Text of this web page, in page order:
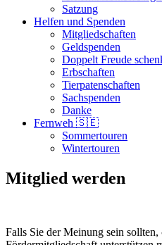
Satzung
Helfen und Spenden
Mitgliedschaften
Geldspenden
Doppelt Freude
Erbschaften
Tierpatenschaften
Sachspenden
Danke
Fernweh 🇸🇪
Sommertouren
Wintertouren
Mitglied werden
Falls Sie der Meinung sein